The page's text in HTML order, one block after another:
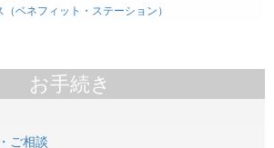
ベネフィット・ステーション）
お手続き
ご相談